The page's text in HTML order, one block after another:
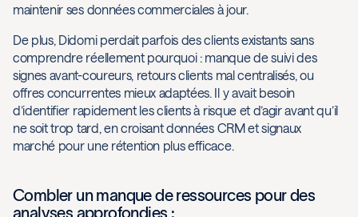
maintenir ses données commerciales à jour.
De plus, Didomi perdait parfois des clients existants sans
comprendre réellement pourquoi : manque de suivi des
signes avant-coureurs, retours clients mal centralisés, ou
offres concurrentes mieux adaptées. Il y avait besoin
d’identifier rapidement les clients à risque et d’agir avant qu’il
ne soit trop tard, en croisant données CRM et signaux
marché pour une rétention plus efficace.
Combler un manque de ressources pour des
analyses approfondies :